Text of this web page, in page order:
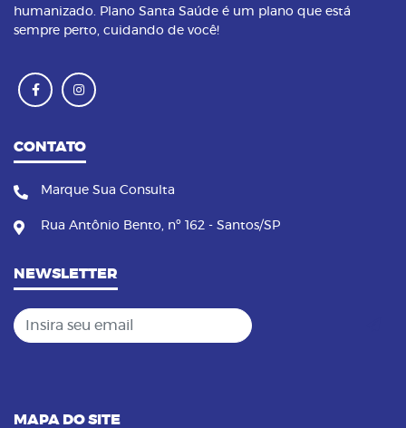
humanizado. Plano Santa Saúde é um plano que está
sempre perto, cuidando de você!
CONTATO
Marque Sua Consulta
Rua Antônio Bento, nº 162 - Santos/SP
NEWSLETTER
Insira seu email
MAPA DO SITE